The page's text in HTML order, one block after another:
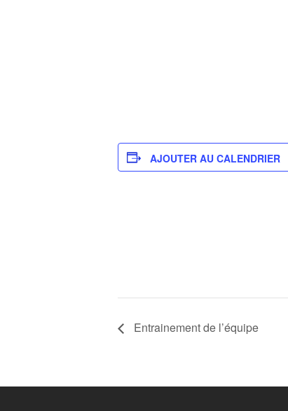
AJOUTER AU CALENDRIER
Entrainement de l’équipe